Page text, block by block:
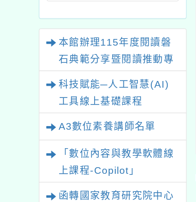
本館辦理115年度閱讀磐
石典範分享暨閱讀推動專
科技賦能─人工智慧(AI)
工具線上基礎課程
A3數位素養講師名單
「數位內容與教學軟體線
上課程-Copilot」
函轉國家教育研究院中心